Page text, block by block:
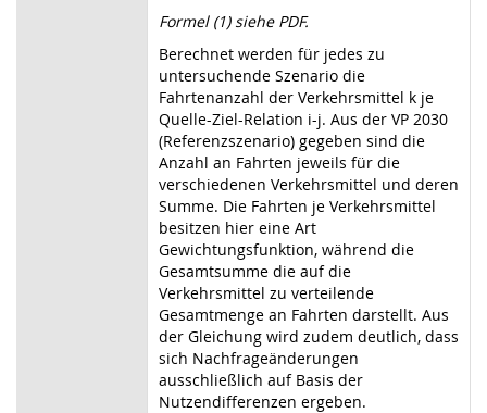
Formel (1) siehe PDF.
Berechnet werden für jedes zu
untersuchende Szenario die
Fahrtenanzahl der Verkehrsmittel k je
Quelle-Ziel-Relation i-j. Aus der VP 2030
(Referenzszenario) gegeben sind die
Anzahl an Fahrten jeweils für die
verschiedenen Verkehrsmittel und deren
Summe. Die Fahrten je Verkehrsmittel
besitzen hier eine Art
Gewichtungsfunktion, während die
Gesamtsumme die auf die
Verkehrsmittel zu verteilende
Gesamtmenge an Fahrten darstellt. Aus
der Gleichung wird zudem deutlich, dass
sich Nachfrageänderungen
ausschließlich auf Basis der
Nutzendifferenzen ergeben.